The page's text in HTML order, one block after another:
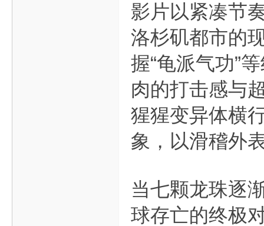
影片以紧凑节
洛杉矶都市的
握“龟派气功”
肉的打击感与
猩猩变异体横
象，以滑稽外
当七颗龙珠逐
球存亡的终极